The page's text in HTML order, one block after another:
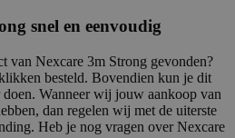
snel en eenvoudig
van Nexcare 3m Strong gevonden?
besteld. Bovendien kun je dit
Wanneer wij jouw aankoop van
dan regelen wij met de uiterste
Heb je nog vragen over Nexcare